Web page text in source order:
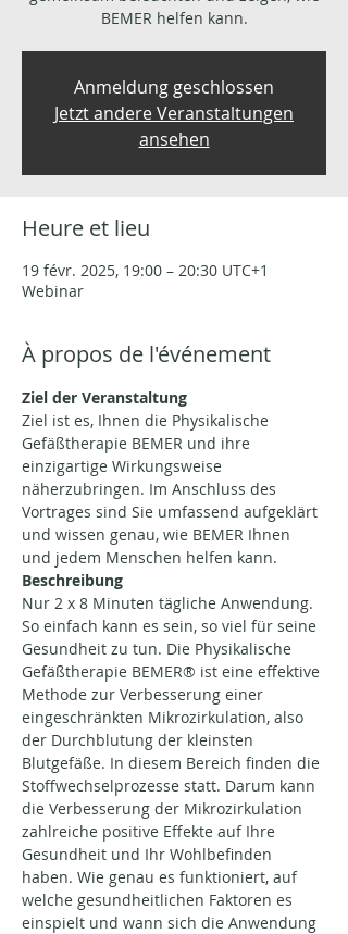
BEMER helfen kann.
Anmeldung geschlossen
Jetzt andere Veranstaltungen
ansehen
Heure et lieu
19 févr. 2025, 19:00 – 20:30 UTC+1
Webinar
À propos de l'événement
Ziel der Veranstaltung
Ziel ist es, Ihnen die Physikalische
Gefäßtherapie BEMER und ihre
einzigartige Wirkungsweise
näherzubringen. Im Anschluss des
Vortrages sind Sie umfassend aufgeklärt
und wissen genau, wie BEMER Ihnen
und jedem Menschen helfen kann.
Beschreibung
Nur 2 x 8 Minuten tägliche Anwendung.
So einfach kann es sein, so viel für seine
Gesundheit zu tun. Die Physikalische
Gefäßtherapie BEMER® ist eine effektive
Methode zur Verbesserung einer
eingeschränkten Mikrozirkulation, also
der Durchblutung der kleinsten
Blutgefäße. In diesem Bereich finden die
Stoffwechselprozesse statt. Darum kann
die Verbesserung der Mikrozirkulation
zahlreiche positive Effekte auf Ihre
Gesundheit und Ihr Wohlbefinden
haben. Wie genau es funktioniert, auf
welche gesundheitlichen Faktoren es
einspielt und wann sich die Anwendung